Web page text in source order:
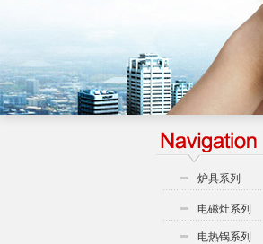
炉具系列
电磁灶系列
电热锅系列